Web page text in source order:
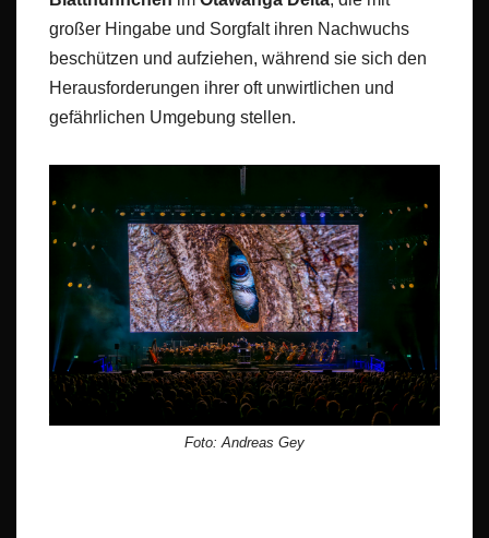
großer Hingabe und Sorgfalt ihren Nachwuchs
beschützen und aufziehen, während sie sich den
Herausforderungen ihrer oft unwirtlichen und
gefährlichen Umgebung stellen.
Foto: Andreas Gey